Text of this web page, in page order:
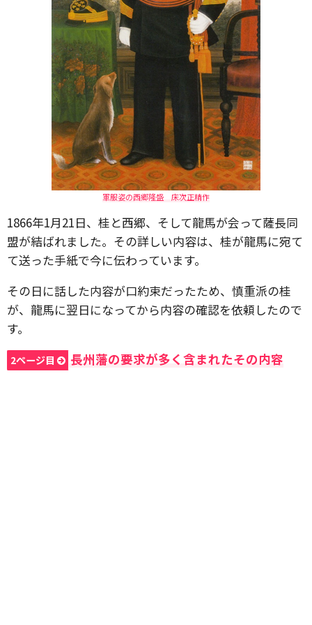
軍服姿の西郷隆盛 床次正精作
1866年1月21日、桂と西郷、そして龍馬が会って薩長同
盟が結ばれました。その詳しい内容は、桂が龍馬に宛て
て送った手紙で今に伝わっています。
その日に話した内容が口約束だったため、慎重派の桂
が、龍馬に翌日になってから内容の確認を依頼したので
す。
2ページ目 長州藩の要求が多く含まれたその内容